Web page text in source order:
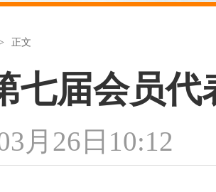
正文
七届会员
月26日10:12